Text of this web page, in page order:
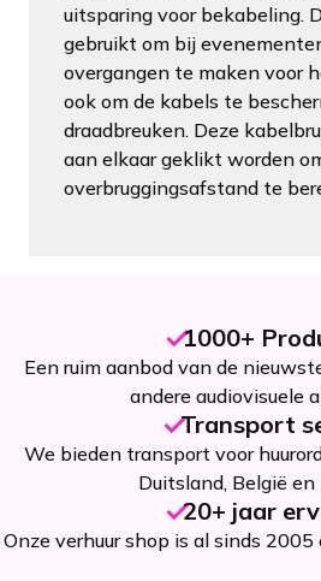
uitsparing voor bekabeling.
gebruikt om bij
overgangen te maken voor
ook om de kabels te
draadbreuken. Deze
aan elkaar geklikt worden
overbruggingsafstand te
1000+
Een ruim aanbod van de
andere audiovisuele
Transport
We bieden transport voor
Duitsland, België en
20+ jaar
Onze verhuur shop is al sinds